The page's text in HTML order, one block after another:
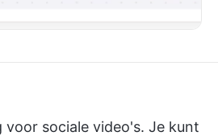
voor sociale video's. Je kunt